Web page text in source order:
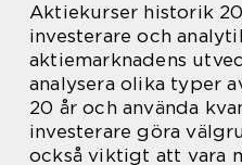
Aktiekurser historik
investerare och
aktiemarknadens
analysera olika typer
20 år och använda
investerare göra
också viktigt att vara